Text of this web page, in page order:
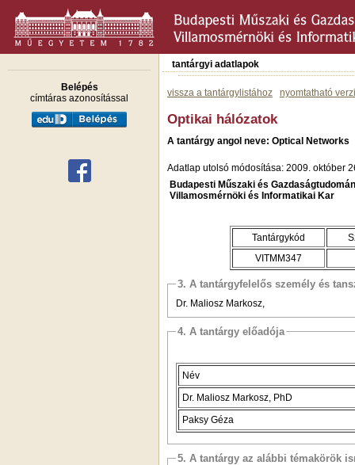
Belépés
címtáras azonosítással
tantárgyi adatlapok
vissza a tantárgylistához nyomtatható
Optikai hálózatok
A tantárgy angol neve: Optical Networks
Adatlap utolsó módosítása: 2009. október
Budapesti Műszaki és
Villamosmérnöki és Informatikai Kar
Tantárgykód
VITMM347
3. A tantárgyfelelős személy és
Dr. Maliosz Markosz,
4. A tantárgy előadója
Név
Dr. Maliosz Markosz, PhD
Paksy Géza
5. A tantárgy az alábbi témakörök